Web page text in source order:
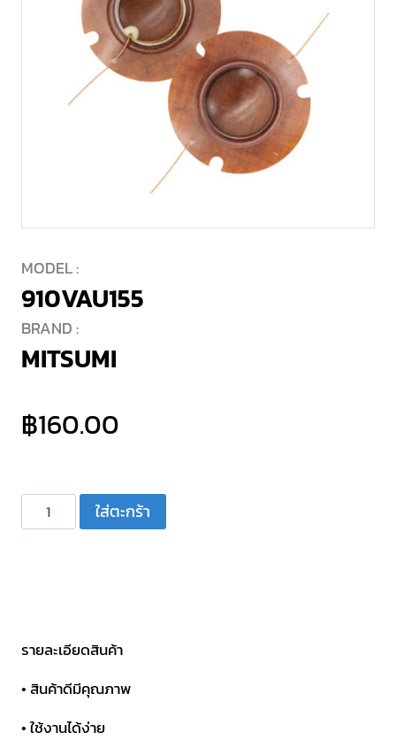
MODEL :
910VAU155
BRAND :
MITSUMI
฿160.00
จำนวน
ว้อยส์
ชิ้น
ใส่ตะกร้า
รายละเอียดสินค้า
• สินค้าดีมีคุณภาพ
• ใช้งานได้ง่าย